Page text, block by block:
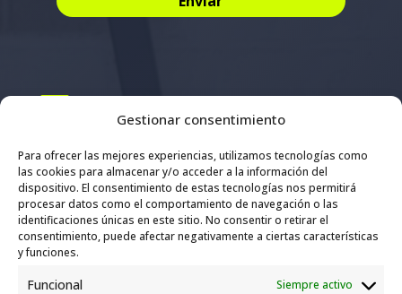
Gestionar consentimiento
Para ofrecer las mejores experiencias, utilizamos tecnologías como
las cookies para almacenar y/o acceder a la información del
dispositivo. El consentimiento de estas tecnologías nos permitirá
procesar datos como el comportamiento de navegación o las
identificaciones únicas en este sitio. No consentir o retirar el
consentimiento, puede afectar negativamente a ciertas características
y funciones.
Funcional Siempre activo
 Email
 Teléfono/WhatsApp
676 18 44 46